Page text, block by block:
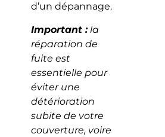
d’un dépannage.
Important :la
réparation de
fuite est
essentielle pour
éviter une
détérioration
subite de votre
couverture, voire